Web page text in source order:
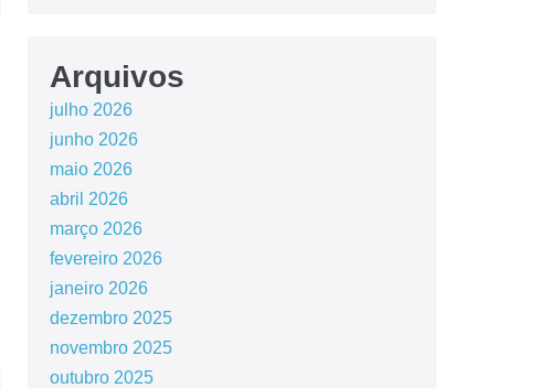
Arquivos
julho 2026
junho 2026
maio 2026
abril 2026
março 2026
fevereiro 2026
janeiro 2026
dezembro 2025
novembro 2025
outubro 2025